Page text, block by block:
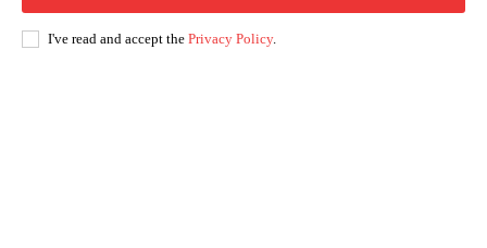
I've read and accept the Privacy Policy.